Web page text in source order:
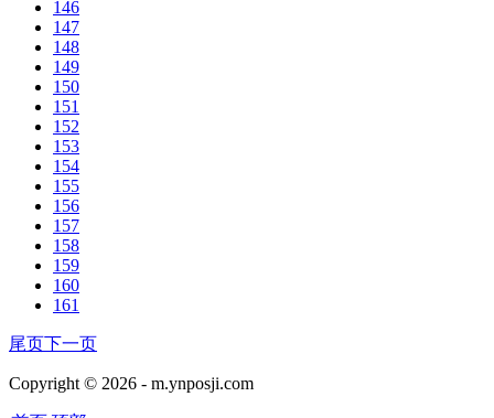
146
147
148
149
150
151
152
153
154
155
156
157
158
159
160
161
尾页下一页
Copyright © 2026 - m.ynposji.com